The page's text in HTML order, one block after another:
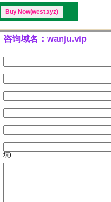
Buy Now(west.xyz)
咨询域名：wanju.vip
填)